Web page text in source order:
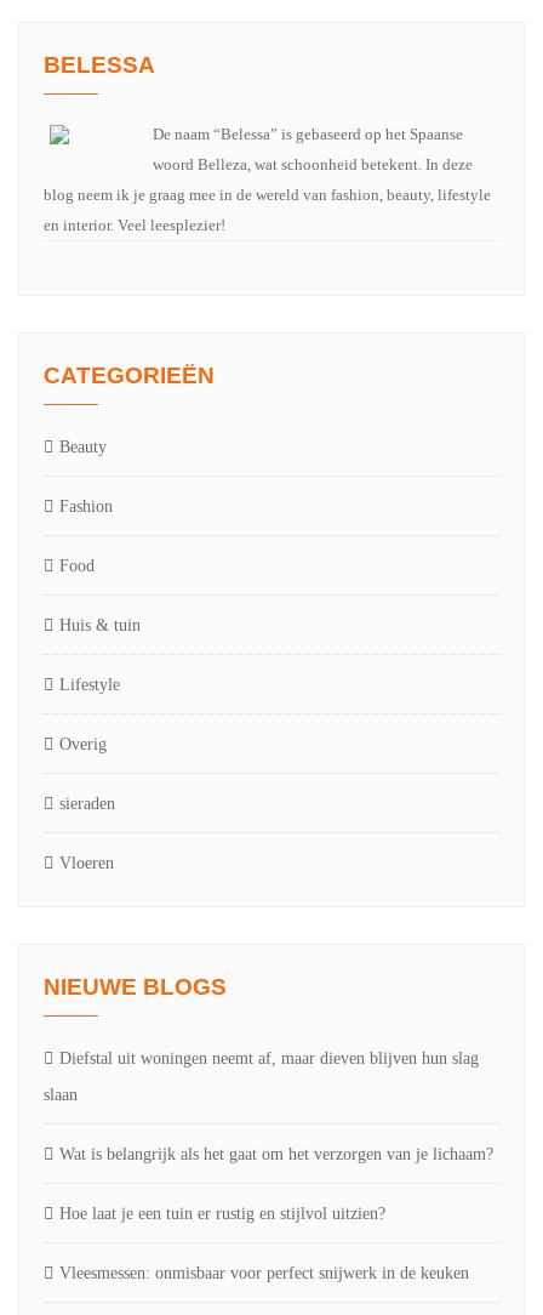
BELESSA
De naam “Belessa” is gebaseerd op het Spaanse
woord Belleza, wat schoonheid betekent. In deze
blog neem ik je graag mee in de wereld van fashion, beauty, lifestyle
en interior. Veel leesplezier!
CATEGORIEËN
Beauty
Fashion
Food
Huis & tuin
Lifestyle
Overig
sieraden
Vloeren
NIEUWE BLOGS
Diefstal uit woningen neemt af, maar dieven blijven hun slag
slaan
Wat is belangrijk als het gaat om het verzorgen van je lichaam?
Hoe laat je een tuin er rustig en stijlvol uitzien?
Vleesmessen: onmisbaar voor perfect snijwerk in de keuken